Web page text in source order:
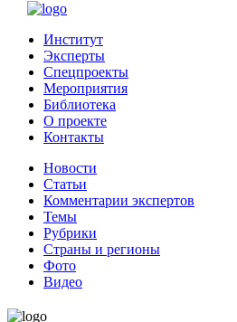
Институт
Эксперты
Спецпроекты
Мероприятия
Библиотека
О проекте
Контакты
Новости
Статьи
Комментарии экспертов
Темы
Рубрики
Страны и регионы
Фото
Видео